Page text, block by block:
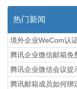
热门新闻
境外企业WeCom认
腾讯企业微信邮箱免
腾讯企业微信会议提
腾讯邮箱成员如何